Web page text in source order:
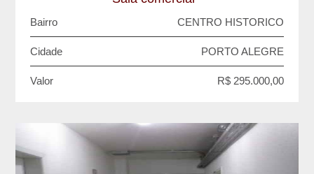
Bairro CENTRO HISTORICO
Cidade PORTO ALEGRE
Valor R$ 295.000,00